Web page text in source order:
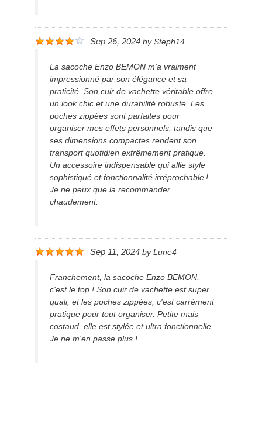
Sep 26, 2024 by Steph14
La sacoche Enzo BEMON m'a vraiment
impressionné par son élégance et sa
praticité. Son cuir de vachette véritable offre
un look chic et une durabilité robuste. Les
poches zippées sont parfaites pour
organiser mes effets personnels, tandis que
ses dimensions compactes rendent son
transport quotidien extrêmement pratique.
Un accessoire indispensable qui allie style
sophistiqué et fonctionnalité irréprochable !
Je ne peux que la recommander
chaudement.
Sep 11, 2024 by Lune4
Franchement, la sacoche Enzo BEMON,
c'est le top ! Son cuir de vachette est super
quali, et les poches zippées, c'est carrément
pratique pour tout organiser. Petite mais
costaud, elle est stylée et ultra fonctionnelle.
Je ne m'en passe plus !